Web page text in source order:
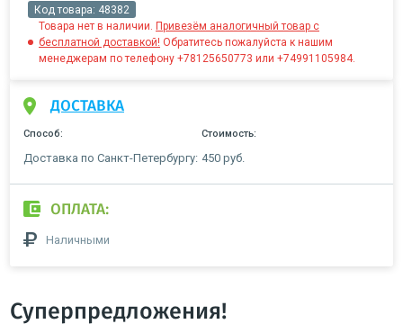
Код товара: 48382
Товара нет в наличии. Привезём аналогичный товар с
бесплатной доставкой! Обратитесь пожалуйста к нашим
менеджерам по телефону +78125650773 или +74991105984.
ДОСТАВКА
Способ: Стоимость:
Доставка по Санкт-Петербургу: 450 руб.
ОПЛАТА:
Наличными
Суперпредложения!